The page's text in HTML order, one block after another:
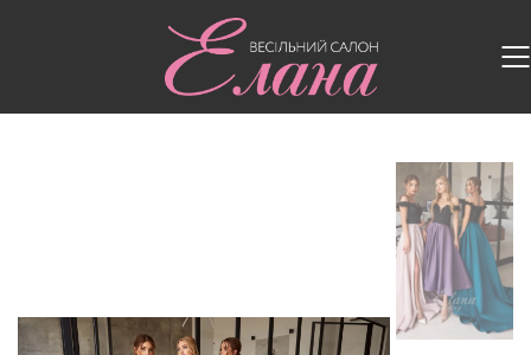
Випускні сукні